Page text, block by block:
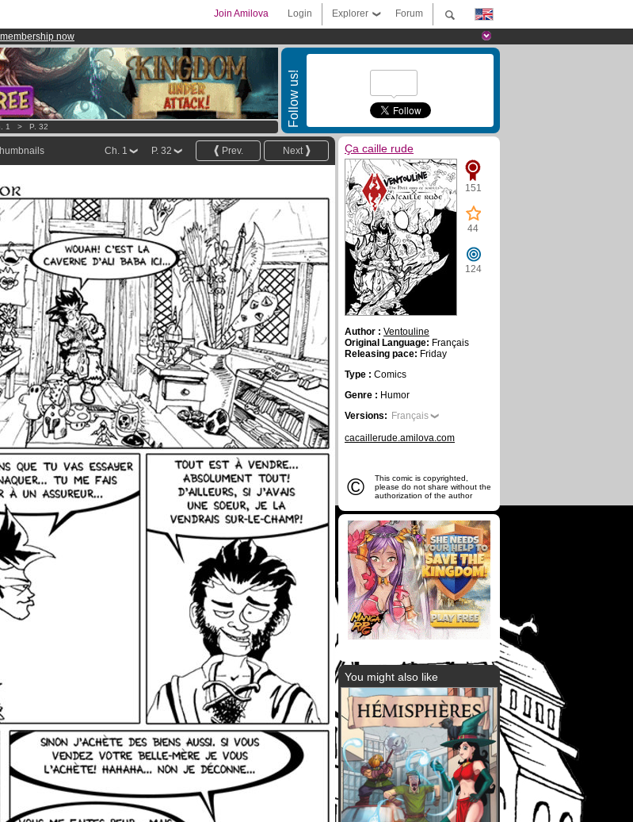
Forum
Explorer
Login
Join Amilova
now
.
Follow us!
1 > P. 32
Next
Prev.
P. 32
Ch. 1 Ҫa caille rude
151
44
124
Author : Ventouline
Original Language: Français
Releasing pace: Friday
Type : Comics
Genre : Humor
Versions: Français
cacaillerude.amilova.com
©
This comic is copyrighted,
please do not share without the
authorization of the author
You might also like